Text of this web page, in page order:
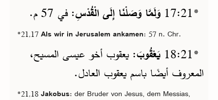
*
21‏:17 وَلَمَّا وَصَلْنَا إِلَى الْقُدْسِ: في 57 م.
*21,17Als wir in Jerusalem ankamen: 57 n. Chr.
*
21‏:18 يَعْقُوبَ: يعقوب أخو عيسى المسيح،
المعروف أيضًا باسم يعقوب العادل.
*21,18Jakobus: der Bruder von Jesus, dem Messias,